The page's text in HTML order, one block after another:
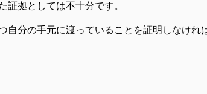
証拠としては不十分です。
自分の手元に渡っていることを証明しなけれ